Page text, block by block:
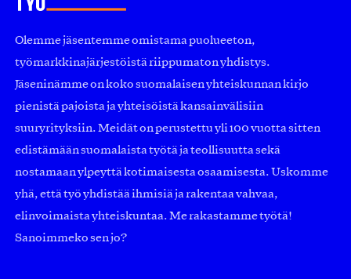
Olemme jäsentemme omistama puolueeton,
työmarkkinajärjestöistä riippumaton yhdistys.
Jäseninämme on koko suomalaisen yhteiskunnan kirjo
pienistä pajoista ja yhteisöistä kansainvälisiin
suuryrityksiin. Meidät on perustettu yli 100 vuotta sitten
edistämään suomalaista työtä ja teollisuutta sekä
nostamaan ylpeyttä kotimaisesta osaamisesta. Uskomme
yhä, että työ yhdistää ihmisiä ja rakentaa vahvaa,
elinvoimaista yhteiskuntaa. Me rakastamme työtä!
Sanoimmeko sen jo?